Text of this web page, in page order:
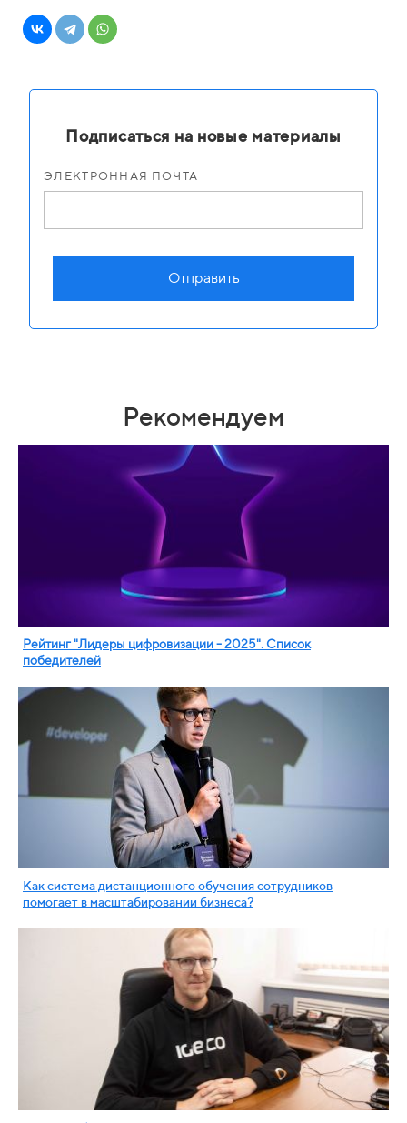
Подписаться на новые материалы
ЭЛЕКТРОННАЯ ПОЧТА
Отправить
Рекомендуем
Рейтинг "Лидеры цифровизации - 2025". Список
победителей
Как система дистанционного обучения сотрудников
помогает в масштабировании бизнеса?